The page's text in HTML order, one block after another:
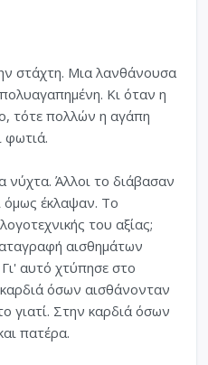
στάχτη. Μια λανθάνουσα
Κι όταν η
τότε πολλών η αγάπη
φωτιά.
νύχτα. Άλλοι το διάβασαν
όμως έκλαψαν. Το
του αξίας;
αισθημάτων
αυτό χτύπησε στο
όσων αισθάνονταν
γιατί. Στην καρδιά όσων
πατέρα.